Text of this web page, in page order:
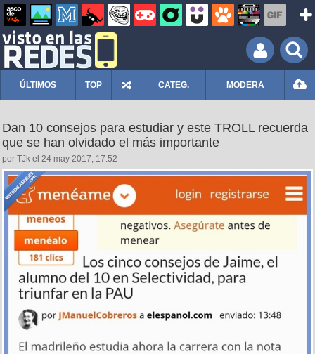
ÚLTIMOS TOP CATEG. MODERA
Dan 10 consejos para estudiar y este TROLL recuerda
que se han olvidado el más importante
por TJk el 24 may 2017, 17:52